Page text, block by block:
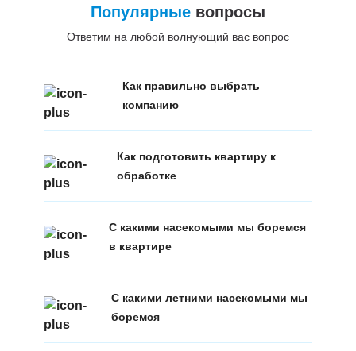
Популярныевопросы
Ответим на любой волнующий вас вопрос
Как правильно выбрать
компанию
Как подготовить квартиру к
обработке
С какими насекомыми мы боремся
в квартире
С какими летними насекомыми мы
боремся